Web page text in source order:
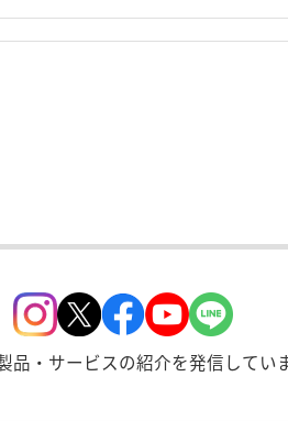
品・サービスの紹介を発信してい